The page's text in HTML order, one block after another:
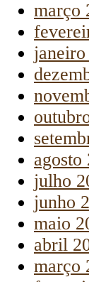
março
agosto
julho
junho
maio
abril
março